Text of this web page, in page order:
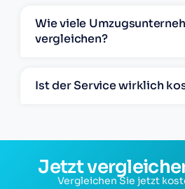
Wie viele
vergleichen?
Ist der Service wirklich
Jetzt
Vergleichen Sie jetzt